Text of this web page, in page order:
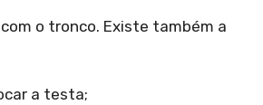
o tronco. Existe também a
a testa;